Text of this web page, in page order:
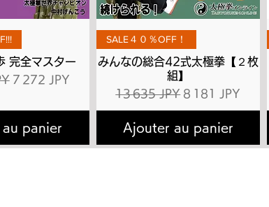
rapide
完全マスター
Prix promotionnel
7 272 JPY
panier
Aperçu rapide
SALE４０％OFF！
みんなの総合42式太極拳【２枚
組】
Prix original
13 635 JPY Prix
8 181 JPY
Ajouter au panier